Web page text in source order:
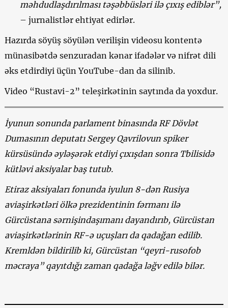
məhdudlaşdırılması təşəbbüsləri ilə çıxış ediblər”,
– jurnalistlər ehtiyat edirlər.
Hazırda söyüş söyülən verilişin videosu kontentə
münasibətdə senzuradan kənar ifadələr və nifrət dili
əks etdirdiyi üçün YouTube-dan da silinib.
Video “Rustavi-2” teleşirkətinin saytında da yoxdur.
İyunun sonunda parlament binasında RF Dövlət
Dumasının deputatı Sergey Qavrilovun spiker
kürsüsündə əyləşərək etdiyi çıxışdan sonra Tbilisidə
kütləvi aksiyalar baş tutub.
Etiraz aksiyaları fonunda iyulun 8-dən Rusiya
aviaşirkətləri ölkə prezidentinin fərmanı ilə
Gürcüstana sərnişindaşımanı dayandırıb, Gürcüstan
aviaşirkətlərinin RF-ə uçuşları da qadağan edilib.
Kremldən bildirilib ki, Gürcüstan “qeyri-rusofob
məcraya” qayıtdığı zaman qadağa ləğv edilə bilər.